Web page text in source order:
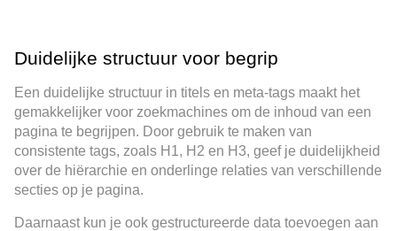
Duidelijke structuur voor begrip
Een duidelijke structuur in titels en meta-tags maakt het
gemakkelijker voor zoekmachines om de inhoud van een
pagina te begrijpen. Door gebruik te maken van
consistente tags, zoals H1, H2 en H3, geef je duidelijkheid
over de hiërarchie en onderlinge relaties van verschillende
secties op je pagina.
Daarnaast kun je ook gestructureerde data toevoegen aan